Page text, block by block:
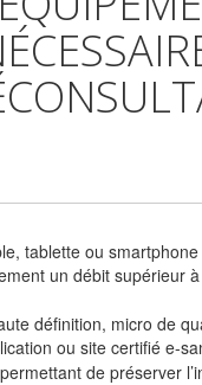
tablette ou
un débit supérieur
définition, micro de
ou site certifié e-
de préserver